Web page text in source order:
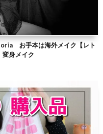
お手本は海外メイク【レト
変身メイク